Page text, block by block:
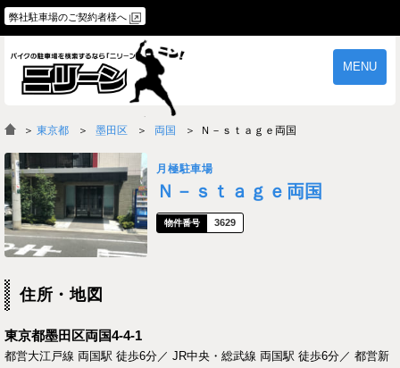
弊社駐車場のご契約者様へ
MENU
物件一覧 ご契約の流れ
よくあるご質問
＞ 東京都 墨田区 両国 Ｎ－ｓｔａｇｅ両国
月極駐車場
Ｎ－ｓｔａｇｅ両国
3629
住所・地図
東京都墨田区両国4-4-1
都営大江戸線 両国駅 徒歩6分／ JR中央・総武線 両国駅 徒歩6分／ 都営新